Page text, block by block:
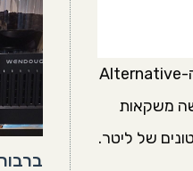
תנובה ממשיכה לפנות יותר ויותר לפלח השוק הטבעוני, והגדילה לאחרונה את סדרת משקאות ה-Alternative
משקאות
של ליטר.